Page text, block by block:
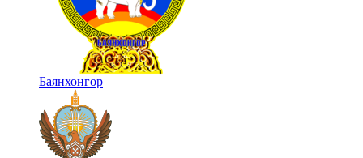
Баянхонгор